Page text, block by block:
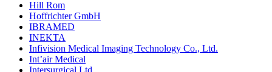
Hill Rom
Hoffrichter GmbH
IBRAMED
INEKTA
Infivision Medical Imaging Technology Co., Ltd.
Int’air Medical
Intersurgical Ltd.